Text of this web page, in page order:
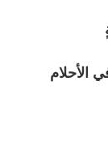
الأحلام